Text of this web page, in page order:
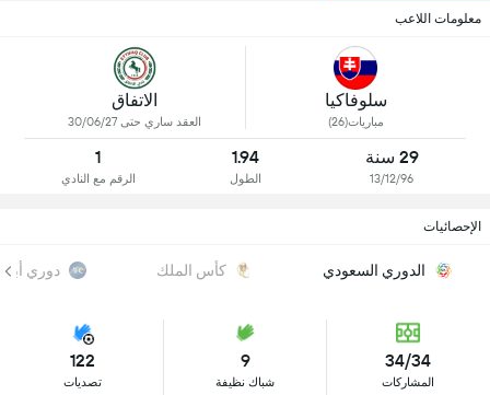
معلومات اللاعب
سلوفاكيا
مباريات(26)
الاتفاق
العقد ساري حتى 30/06/27
29 سنة
13/12/96
1.94
الطول
1
الرقم مع النادي
الإحصائيات
الدوري السعودي كأس الملك دوري
34/34
المشاركات
9
شباك نظيفة
122
تصديات